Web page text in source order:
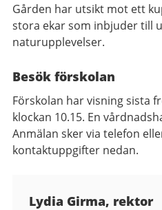
Gården har utsikt mot ett
stora ekar som inbjuder till
naturupplevelser.
Besök förskolan
Förskolan har visning sista
klockan 10.15. En
Anmälan sker via telefon
kontaktuppgifter nedan.
Lydia Girma, rektor